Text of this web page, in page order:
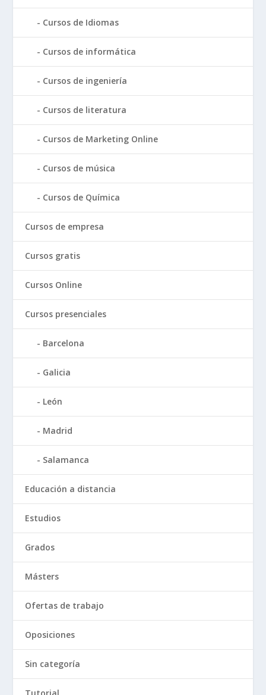
Cursos de Idiomas
Cursos de informática
Cursos de ingeniería
Cursos de literatura
Cursos de Marketing Online
Cursos de música
Cursos de Química
Cursos de empresa
Cursos gratis
Cursos Online
Cursos presenciales
Barcelona
Galicia
León
Madrid
Salamanca
Educación a distancia
Estudios
Grados
Másters
Ofertas de trabajo
Oposiciones
Sin categoría